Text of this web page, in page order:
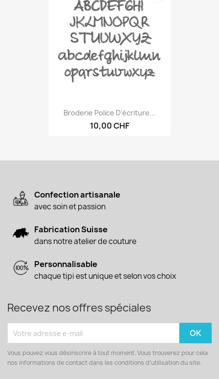
Broderie Police D'écriture...
10,00 CHF
Confection artisanale
avec soin et passion
Fabrication Suisse
dans notre atelier de couture
Personnalisable
chaque tipi est unique et selon vos choix
Recevez nos offres spéciales
Vous pouvez vous désinscrire à tout moment. Vous trouverez pour cela
nos informations de contact dans les conditions d'utilisation du site.